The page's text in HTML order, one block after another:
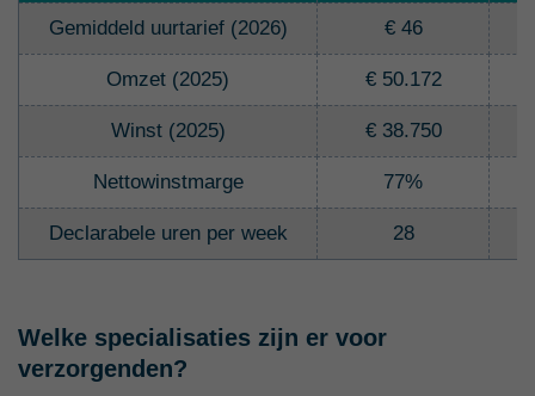
Gemiddeld uurtarief (2026) € 46
Omzet (2025) € 50.172
Winst (2025) € 38.750
Nettowinstmarge 77%
Declarabele uren per week 28
Welke specialisaties zijn er voor
verzorgenden?